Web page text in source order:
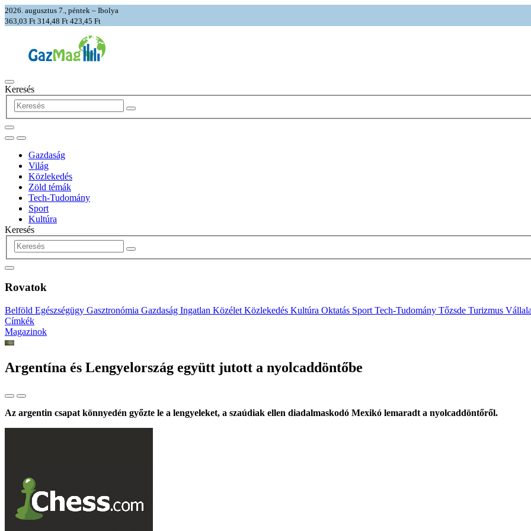
2026. augusztus 7., péntek – Ibolya
363,03 Ft 314,48 Ft 423,45 Ft
Keresés
Gazdaság
Világ
Közlekedés
Zöld témák
Tech-Tudomány
Sport
Kultúra
Keresés
Rovatok
Belföld Egészségügy Gasztronómia Gazdaság Ingatlan Közélet Közlekedés Kultúra Oktatás Sport Tech-Tudomány Tőzsde Turizmus
Címkék
Magazinok
Argentína és Lengyelország együtt jutott a nyolcaddöntőbe
Az argentin csapat könnyedén győzte le a lengyeleket, a szaúdiak ellen diadalmaskodó Mexikó lemaradt a nyolcaddöntőről.